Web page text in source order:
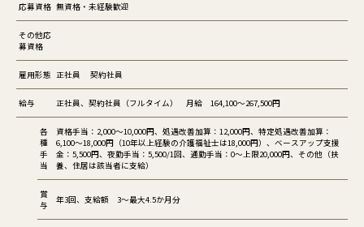
応募資格 無資格・未経験歓迎
その他応
募資格
雇用形態 正社員 契約社員
給与 正社員、契約社員（フルタイム） 月給 164,100～267,500円
各
種
手
当
資格手当：2,000～10,000円、処遇改善加算：12,000円、特定処遇改善加算：
6,100～18,000円（10年以上経験の介護福祉士は18,000円）、ベースアップ支援
金：5,500円、夜勤手当：5,500/1回、通勤手当：0～上限20,000円、その他（扶
養、住居は該当者に支給）
賞
与
年3回、支給額 3～最大4.5か月分